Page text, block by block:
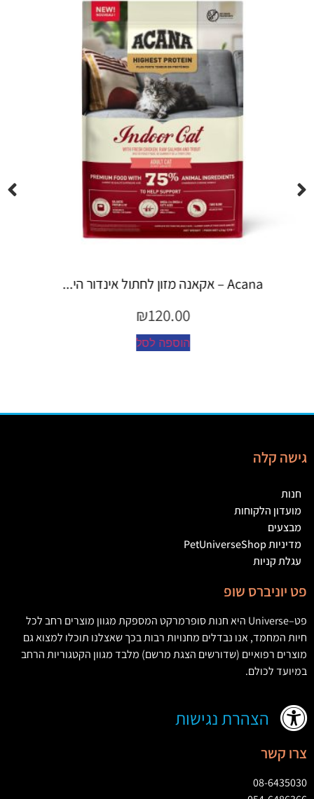
Espree – שמפו 355 מ"ל יערות ה...
₪45.00
הוספה לסל
גישה קלה
חנות
מועדון הלקוחות
מבצעים
מדיניות PetUniverseShop
עגלת קניות
פט יוניברס שופ
פט–
Universe היא חנות סופרמרקט המספקת מגוון מוצרים רחב לכל
חיות המחמד,אנו נבדלים מחנויות רבות בכך שאצלנו תוכלו למצוא גם
מוצרים רפואיים (שדורשים הצגת מרשם) מלבד מגוון הקטגוריות הרחב
במיועד לכולם.
הצהרת נגישות
צרו קשר
08-6435030